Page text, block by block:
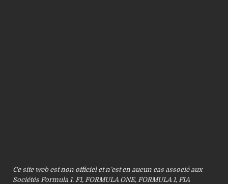
Ce site web est non officiel et n’est en aucun cas associé aux
Sociétés Formula 1. F1, FORMULA ONE, FORMULA 1, FIA